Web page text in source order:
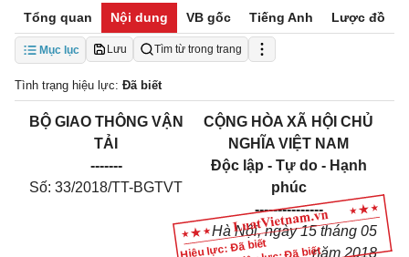
Tổng quan Nội dung VB gốc Tiếng Anh Lược đồ
Mục lục Lưu Tìm từ trong trang
Tình trạng hiệu lực: Đã biết
Hiệu lực: Đã biết
BỘGIAO THÔNG VẬN
TẢI
-------
Số: 33/2018/TT-BGTVT
CỘNG HÒA XÃ HỘI CHỦ
NGHĨA VIỆT NAM
Độc lập - Tự do - Hạnh
phúc
---------------
Hà Nội, ngày15tháng 05
năm2018